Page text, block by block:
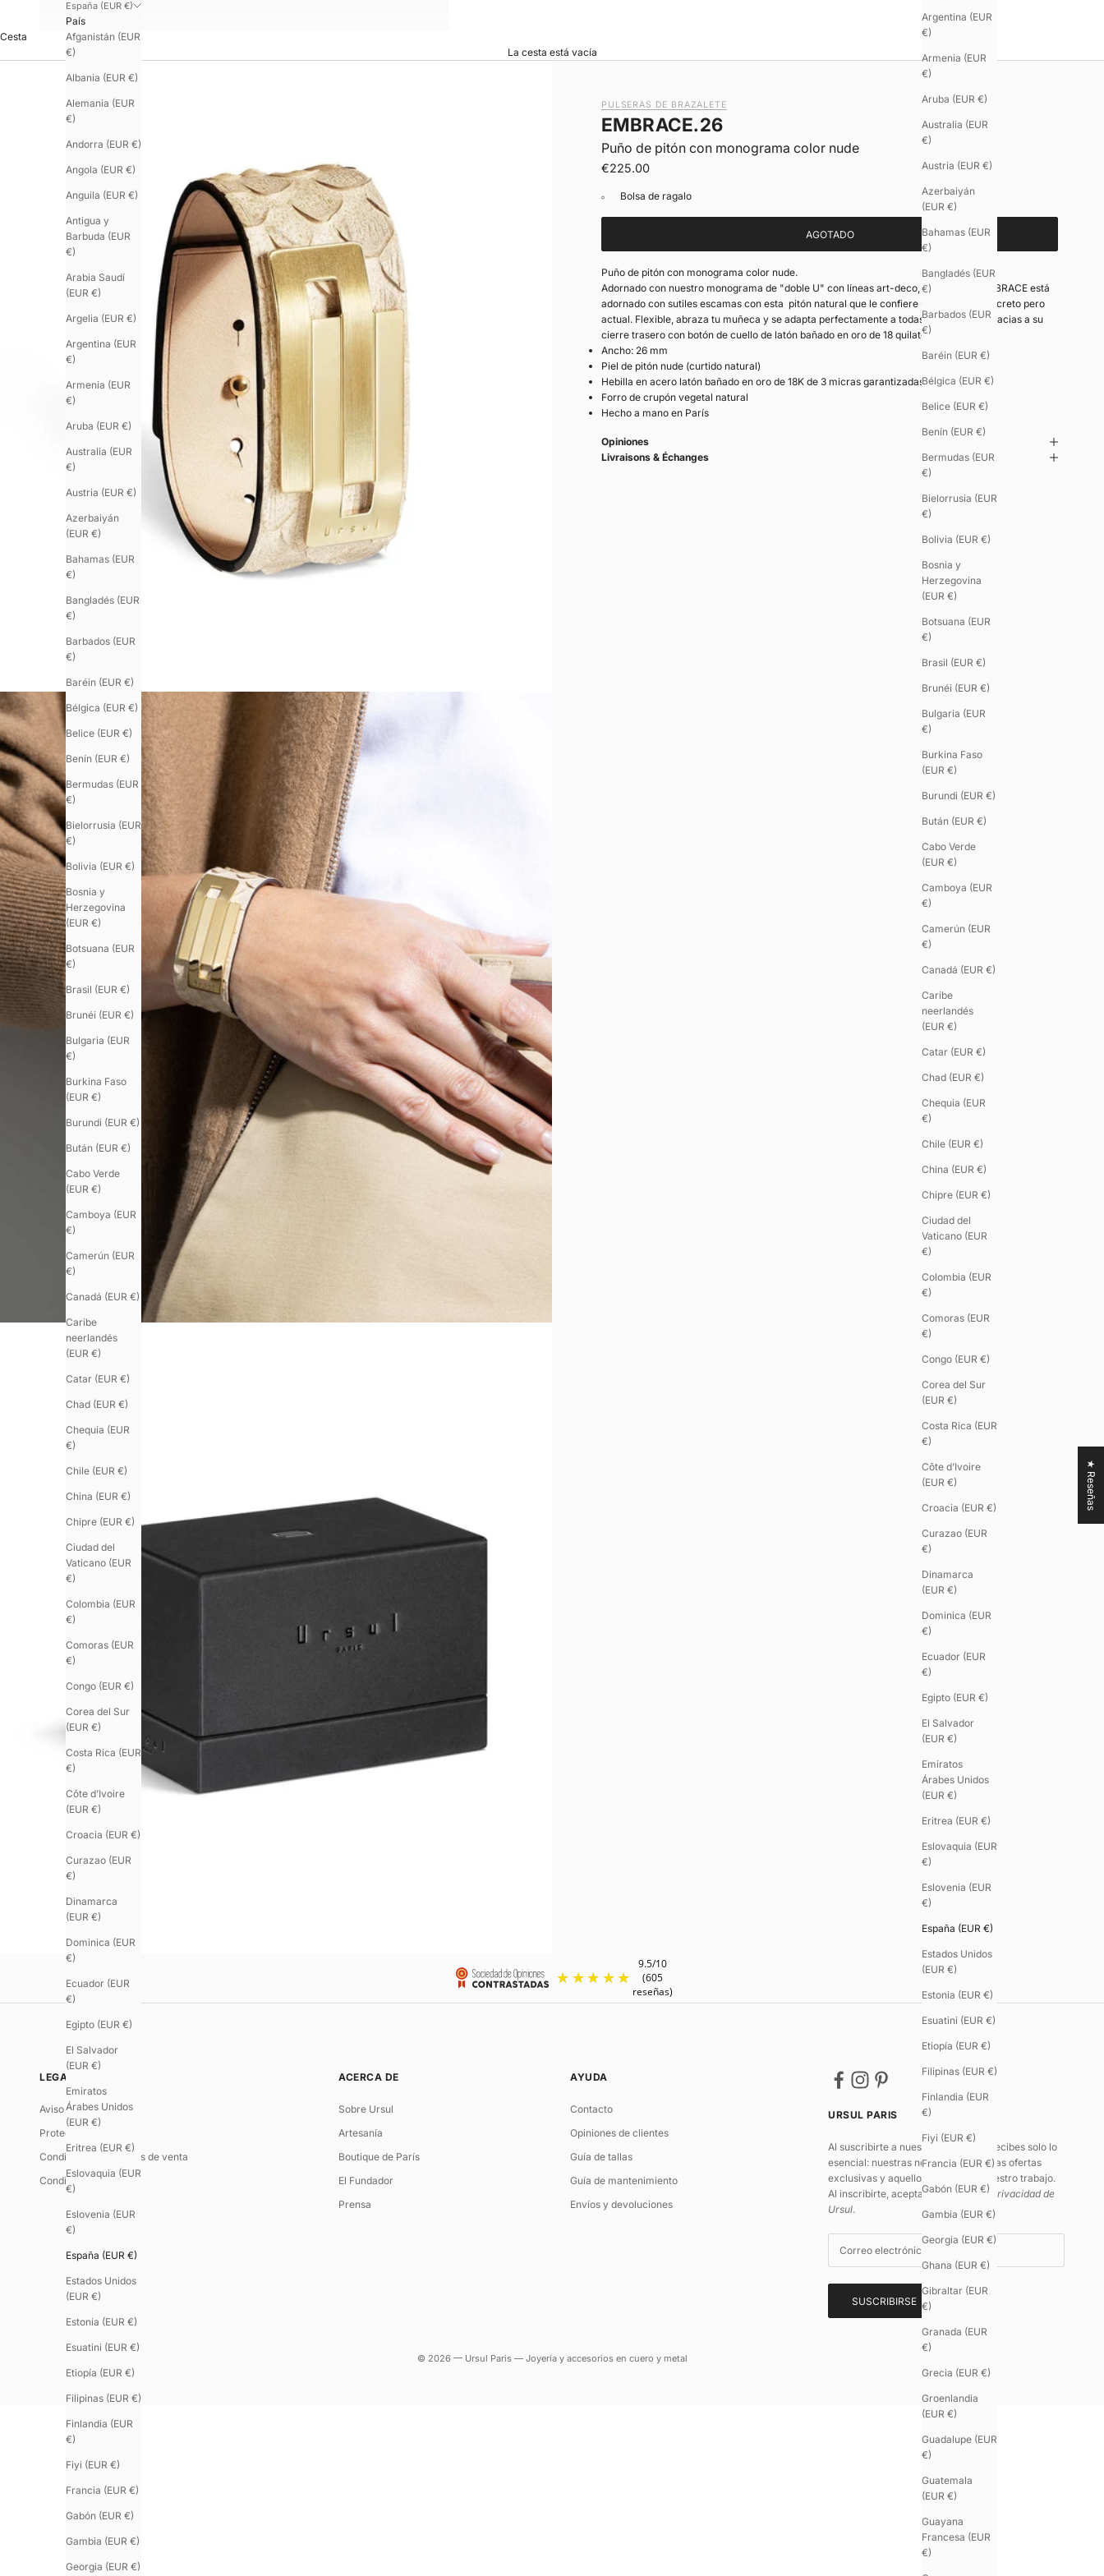
Argentina (EUR
€)
Armenia (EUR
€)
Aruba (EUR €)
Australia (EUR
€)
Austria (EUR €)
Azerbaiyán
(EUR €)
Bahamas (EUR
€)
Bangladés (EUR
€)
Barbados (EUR
€)
Baréin (EUR €)
Bélgica (EUR €)
Belice (EUR €)
Benín (EUR €)
Bermudas (EUR
€)
Bielorrusia (EUR
€)
Bolivia (EUR €)
Bosnia y
Herzegovina
(EUR €)
Botsuana (EUR
€)
Brasil (EUR €)
Brunéi (EUR €)
Bulgaria (EUR
€)
Burkina Faso
(EUR €)
Burundi (EUR €)
Bután (EUR €)
Cabo Verde
(EUR €)
Camboya (EUR
€)
Camerún (EUR
€)
Canadá (EUR €)
Caribe
neerlandés
(EUR €)
Catar (EUR €)
Chad (EUR €)
Chequia (EUR
€)
Chile (EUR €)
China (EUR €)
Chipre (EUR €)
Ciudad del
Vaticano (EUR
€)
Colombia (EUR
€)
Comoras (EUR
€)
Congo (EUR €)
Corea del Sur
(EUR €)
Costa Rica (EUR
€)
Côte d’Ivoire
(EUR €)
Croacia (EUR €)
Curazao (EUR
€)
Dinamarca
(EUR €)
Dominica (EUR
€)
Ecuador (EUR
€)
Egipto (EUR €)
El Salvador
(EUR €)
Emiratos
Árabes Unidos
(EUR €)
Eritrea (EUR €)
Eslovaquia (EUR
€)
Eslovenia (EUR
€)
España (EUR €)
Estados Unidos
(EUR €)
Estonia (EUR €)
Esuatini (EUR €)
Etiopía (EUR €)
Filipinas (EUR €)
Finlandia (EUR
€)
Fiyi (EUR €)
Francia (EUR €)
Gabón (EUR €)
Gambia (EUR €)
Georgia (EUR €)
Ghana (EUR €)
Gibraltar (EUR
€)
Granada (EUR
€)
Grecia (EUR €)
Groenlandia
(EUR €)
Guadalupe (EUR
€)
Guatemala
(EUR €)
Guayana
Francesa (EUR
€)
España (EUR €)
País
Afganistán (EUR
€)
Albania (EUR €)
Alemania (EUR
€)
Andorra (EUR €)
Angola (EUR €)
Anguila (EUR €)
Antigua y
Barbuda (EUR
€)
Arabia Saudí
(EUR €)
Argelia (EUR €)
Argentina (EUR
€)
Armenia (EUR
€)
Aruba (EUR €)
Australia (EUR
€)
Austria (EUR €)
Azerbaiyán
(EUR €)
Bahamas (EUR
€)
Bangladés (EUR
€)
Barbados (EUR
€)
Baréin (EUR €)
Bélgica (EUR €)
Belice (EUR €)
Benín (EUR €)
Bermudas (EUR
€)
Bielorrusia (EUR
€)
Bolivia (EUR €)
Bosnia y
Herzegovina
(EUR €)
Botsuana (EUR
€)
Brasil (EUR €)
Brunéi (EUR €)
Bulgaria (EUR
€)
Burkina Faso
(EUR €)
Burundi (EUR €)
Bután (EUR €)
Cabo Verde
(EUR €)
Camboya (EUR
€)
Camerún (EUR
€)
Canadá (EUR €)
Caribe
neerlandés
(EUR €)
Catar (EUR €)
Chad (EUR €)
Chequia (EUR
€)
Chile (EUR €)
China (EUR €)
Chipre (EUR €)
Ciudad del
Vaticano (EUR
€)
Colombia (EUR
€)
Comoras (EUR
€)
Congo (EUR €)
Corea del Sur
(EUR €)
Costa Rica (EUR
€)
Côte d’Ivoire
(EUR €)
Croacia (EUR €)
Curazao (EUR
€)
Dinamarca
(EUR €)
Dominica (EUR
€)
Ecuador (EUR
€)
Egipto (EUR €)
El Salvador
(EUR €)
Emiratos
Árabes Unidos
(EUR €)
Eritrea (EUR €)
Eslovaquia (EUR
€)
Eslovenia (EUR
€)
España (EUR €)
Estados Unidos
(EUR €)
Estonia (EUR €)
Esuatini (EUR €)
Etiopía (EUR €)
Filipinas (EUR €)
Finlandia (EUR
€)
Fiyi (EUR €)
Francia (EUR €)
Gabón (EUR €)
Gambia (EUR €)
Georgia (EUR €)
Cesta
La cesta está vacía
PULSERAS DE BRAZALETE
Puño de pitón con monograma color nude
|
EMBRACE.26
Precio de oferta
€225.00
Bolsa de ragalo
AGOTADO
Puño de pitón con monograma color nude.
Adornado con nuestro monograma de "doble U" con líneas art-deco, el brazalete EMBRACE está
adornado con sutiles escamas con esta pitón natural que le confiere un cierto lujo discreto pero
actual. Flexible, abraza tu muñeca y se adapta perfectamente a todas las muñecas gracias a su
cierre trasero con botón de cuello de latón bañado en oro de 18 quilates.
Ancho: 26 mm
Piel de pitón nude (curtido natural)
Hebilla en acero latón bañado en oro de 18K de 3 micras garantizadas.
Forro de crupón vegetal natural
Hecho a mano en París
Opiniones
Livraisons & Échanges
LEGAL
Aviso legal
Protección de datos
Condiciones generales de venta
Condiciones de uso
ACERCA DE
Sobre Ursul
Artesanía
Boutique de París
El Fundador
Prensa
AYUDA
Contacto
Opiniones de clientes
Guía de tallas
Guía de mantenimiento
Envíos y devoluciones
URSUL PARIS
Al suscribirte a nuestra newsletter, recibes solo lo
esencial: nuestras novedades, algunas ofertas
exclusivas y aquello que impulsa nuestro trabajo.
Al inscribirte, aceptasla política de privacidad de
Ursul.
SUSCRIBIRSE
© 2026 — Ursul Paris — Joyería y accesorios en cuero y metal
★ Reseñas